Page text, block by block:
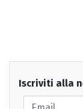
Iscriviti alla